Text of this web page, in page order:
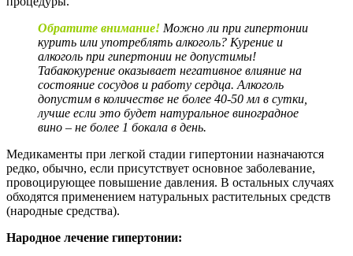
Обратите внимание! Можно ли при гипертонии
курить или употреблять алкоголь? Курение и
алкоголь при гипертонии не допустимы!
Табакокурение оказывает негативное влияние на
состояние сосудов и работу сердца. Алкоголь
допустим в количестве не более 40-50 мл в сутки,
лучше если это будет натуральное виноградное
вино – не более 1 бокала в день.
Медикаменты при легкой стадии гипертонии назначаются
редко, обычно, если присутствует основное заболевание,
провоцирующее повышение давления. В остальных случаях
обходятся применением натуральных растительных средств
(народные средства).
Народное лечение гипертонии: